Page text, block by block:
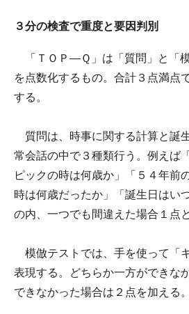
３分の検査で重度と要因判別
「ＴＯＰ―Ｑ」は「質問」と「
を点数化するもの。合計３点満点
する。
質問は、時事に関する計算と誕
常会話の中で３種類行う。例えば
ピックの時は何歳か」「５４年前
時は何歳だったか」「誕生日はい
の内、一つでも間違えた場合１点
模倣テストでは、手を使って「
表現する。どちらか一方ができな
できなかった場合は２点を加える。